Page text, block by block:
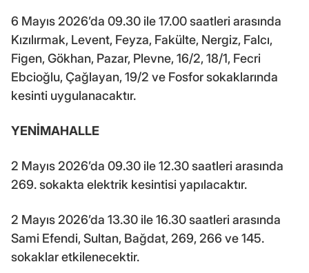
6 Mayıs 2026’da 09.30 ile 17.00 saatleri arasında
Kızılırmak, Levent, Feyza, Fakülte, Nergiz, Falcı,
Figen, Gökhan, Pazar, Plevne, 16/2, 18/1, Fecri
Ebcioğlu, Çağlayan, 19/2 ve Fosfor sokaklarında
kesinti uygulanacaktır.
YENİMAHALLE
2 Mayıs 2026’da 09.30 ile 12.30 saatleri arasında
269. sokakta elektrik kesintisi yapılacaktır.
2 Mayıs 2026’da 13.30 ile 16.30 saatleri arasında
Sami Efendi, Sultan, Bağdat, 269, 266 ve 145.
sokaklar etkilenecektir.